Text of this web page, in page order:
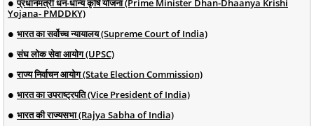
Yojana- PMDDKY)
भारत का सर्वोच्च न्यायालय (Supreme Court of India)
संघ लोक सेवा आयोग (UPSC)
राज्य निर्वाचन आयोग (State Election Commission)
भारत का उपराष्ट्रपति (Vice President of India)
भारत की राज्यसभा (Rajya Sabha of India)